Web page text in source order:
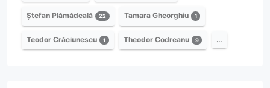
Ștefan Plămădeală 22 Tamara Gheorghiu 1
Teodor Crăciunescu 1 Theodor Codreanu 9 …